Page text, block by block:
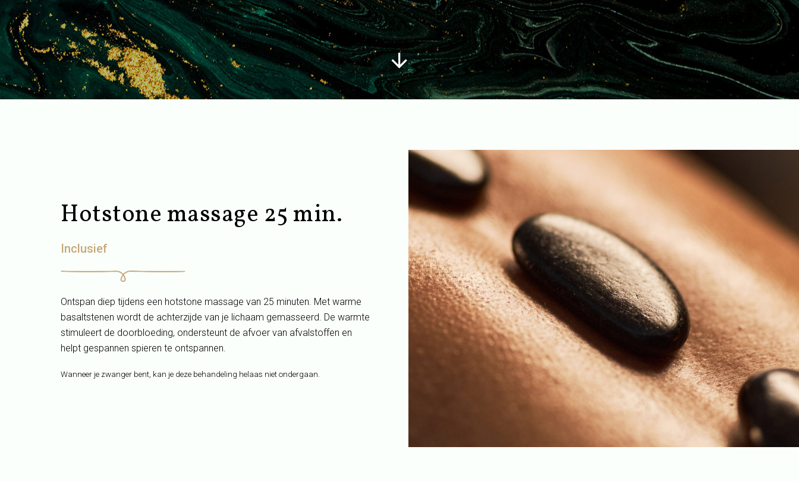
Hotstone massage 25 min.
Inclusief
Ontspan diep tijdens een hotstone massage van 25 minuten. Met warme
basaltstenen wordt de achterzijde van je lichaam gemasseerd. De warmte
stimuleert de doorbloeding, ondersteunt de afvoer van afvalstoffen en
helpt gespannen spieren te ontspannen.
Wanneer je zwanger bent, kan je deze behandeling helaas niet ondergaan.